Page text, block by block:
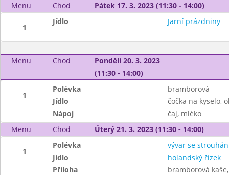
Menu Chod Pátek 17. 3. 2023 (11:30 - 14:00)
1
Jídlo Jarní prázdniny
Menu Chod
Pondělí 20. 3. 2023
(11:30 - 14:00)
1
Polévka
bramborová
Jídlo
čočka na kyselo,
Nápoj
čaj, mléko
Menu
Chod Úterý 21. 3. 2023 (11:30 - 14:00)
1
Polévka
vývar se
Jídlo
holandský řízek
Příloha
bramborová